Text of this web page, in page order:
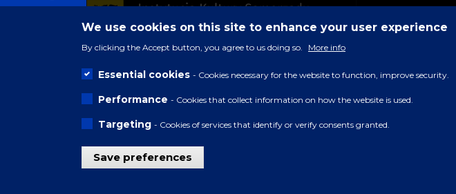
We use cookies on this site to enhance your user experience
By clicking the Accept button, you agree to us doing so. More info
Essential cookies - Cookies necessary for the website to function, improve security.
Performance - Cookies that collect information on how the website is used.
Targeting - Cookies of services that identify or verify consents granted.
Save preferences